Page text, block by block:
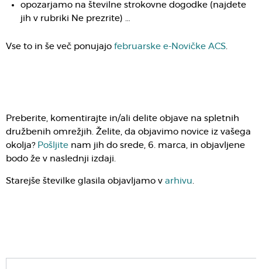
opozarjamo na številne strokovne dogodke (najdete
jih v rubriki Ne prezrite) …
Vse to in še več ponujajo februarske e-Novičke ACS.
Preberite, komentirajte in/ali delite objave na spletnih
družbenih omrežjih. Želite, da objavimo novice iz vašega
okolja? Pošljite nam jih do srede, 6. marca, in objavljene
bodo že v naslednji izdaji.
Starejše številke glasila objavljamo v arhivu.